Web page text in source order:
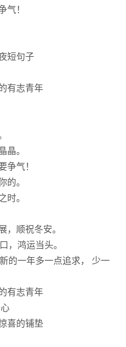
！
有志青年
。
气！
。
。
顺祝冬安。
，鸿运当头。
的一年多一点追求， 少一
有志青年
喜的铺垫